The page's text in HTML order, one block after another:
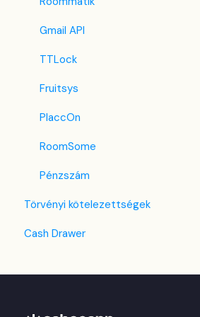
101 Hotels
TabletHotels
Lastminute
Splendia
TravelRepublic
Emerging Travel Group (Ostrovok)
Hotelbeds
Tripadvisor
Gmail API
TTLock
Fruitsys
PlaccOn
RoomSome
Pénzszám
Törvényi kötelezettségek
NTAK tudás bázis
Cash Drawer